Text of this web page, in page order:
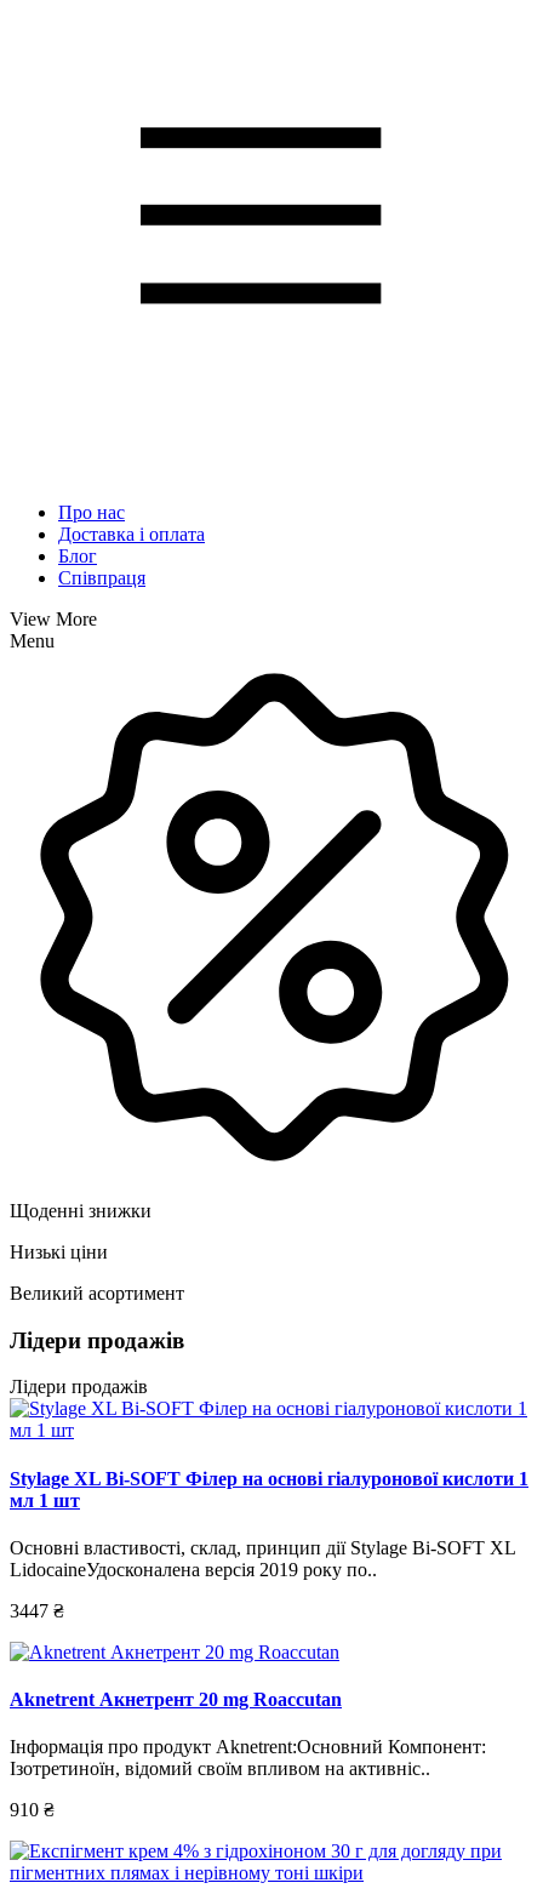
Про нас
Доставка і оплата
Блог
Співпраця
View More
Menu
Щоденні знижки
Низькі ціни
Великий асортимент
Лідери продажів
Лідери продажів
Stylage XL Bi-SOFT Філер на основі гіалуронової кислоти 1
мл 1 шт
Основні властивості, склад, принцип дії Stylage Bi-SOFT XL
LidocaineУдосконалена версія 2019 року по..
3447 ₴
Aknetrent Акнетрент 20 mg Roaccutan
Інформація про продукт Aknetrent:Основний Компонент:
Ізотретиноїн, відомий своїм впливом на активніс..
910 ₴